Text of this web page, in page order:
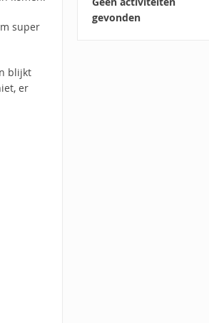
super
blijkt
er
gevonden